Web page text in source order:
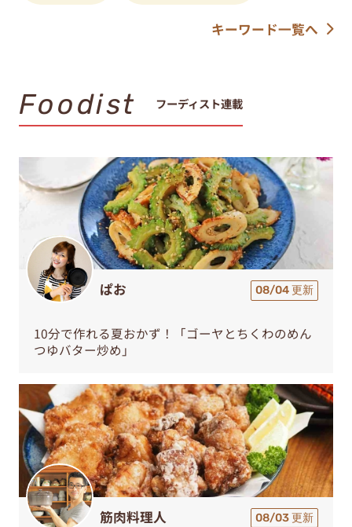
キーワード一覧へ
Foodist フーディスト連載
ぱお 08/04 更新
10分で作れる夏おかず！「ゴーヤとちくわのめん
つゆバター炒め」
筋肉料理人 08/03 更新